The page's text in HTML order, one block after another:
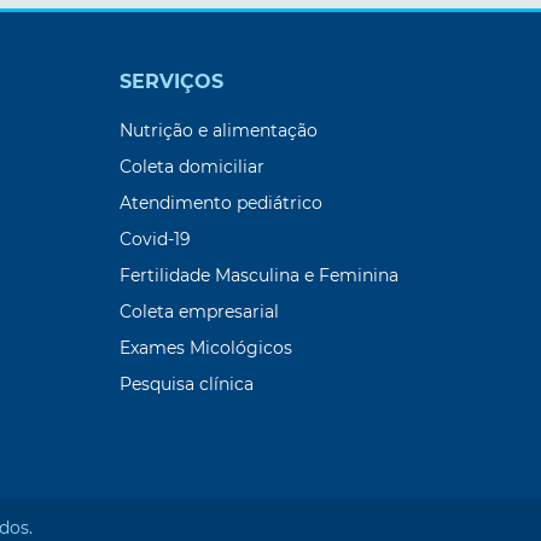
SERVIÇOS
Nutrição e alimentação
Coleta domiciliar
Atendimento pediátrico
Covid-19
Fertilidade Masculina e Feminina
Coleta empresarial
Exames Micológicos
Pesquisa clínica